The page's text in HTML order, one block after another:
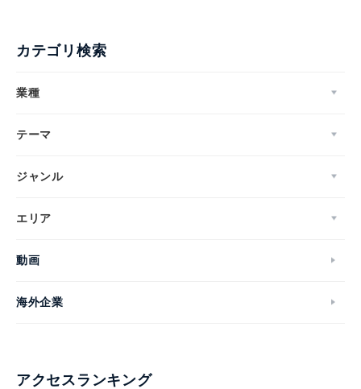
カテゴリ検索
業種
テーマ
ジャンル
エリア
動画
海外企業
アクセスランキング